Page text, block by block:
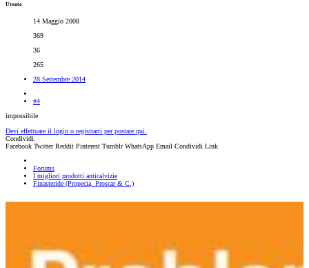
Utente
14 Maggio 2008
369
36
265
28 Settembre 2014
#4
impossibile
Devi effettuare il login o registrarti per postare qui.
Condividi:
Facebook Twitter Reddit Pinterest Tumblr WhatsApp Email Condividi Link
Forums
I migliori prodotti anticalvizie
Finasteride (Propecia, Proscar & C.)